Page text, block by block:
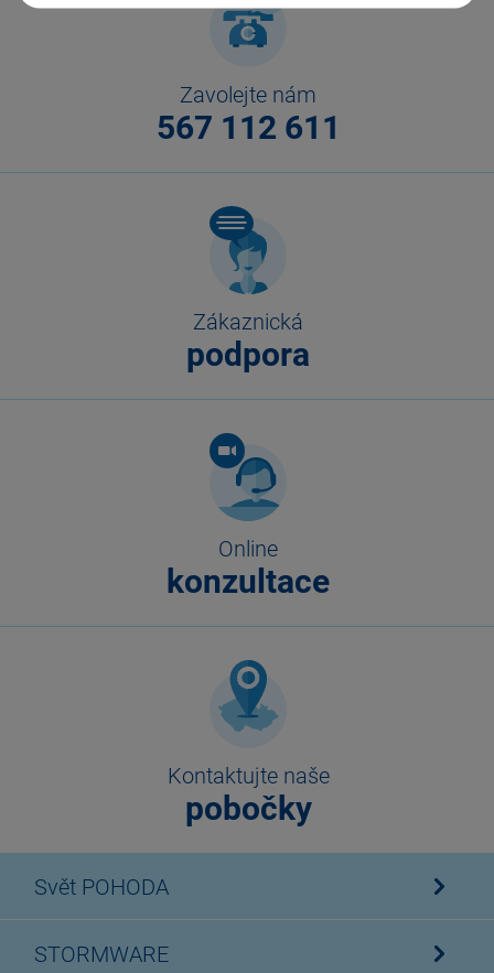
Zavolejte nám
567 112 611
Zákaznická
podpora
Online
konzultace
Kontaktujte naše
pobočky
Svět POHODA
STORMWARE